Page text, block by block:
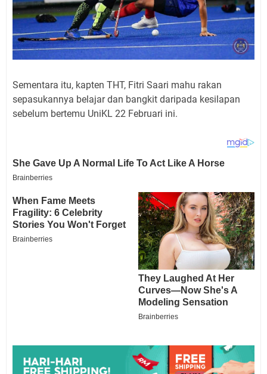
Sementara itu, kapten THT, Fitri Saari mahu rakan
sepasukannya belajar dan bangkit daripada kesilapan
sebelum bertemu UniKL 22 Februari ini.